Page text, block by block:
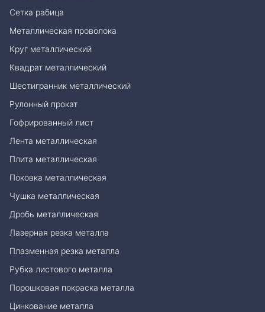
Сетка рабица
Металлическая проволока
Круг металлический
Квадрат металлический
Шестигранник металлический
Рулонный прокат
Гофрированный лист
Лента металлическая
Плита металлическая
Поковка металлическая
Чушка металлическая
Дробь металлическая
Лазерная резка металла
Плазменная резка металла
Рубка листового металла
Порошковая покраска металла
Цинкование металла